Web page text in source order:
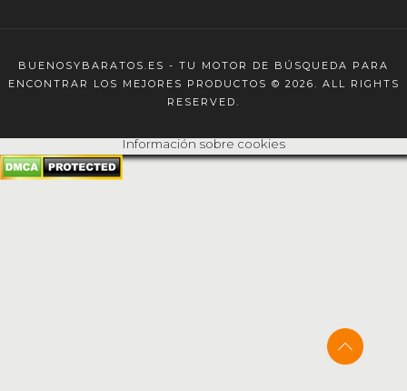
BUENOSYBARATOS.ES - TU MOTOR DE BÚSQUEDA PARA
ENCONTRAR LOS MEJORES PRODUCTOS © 2026. ALL RIGHTS
RESERVED.
Información sobre cookies